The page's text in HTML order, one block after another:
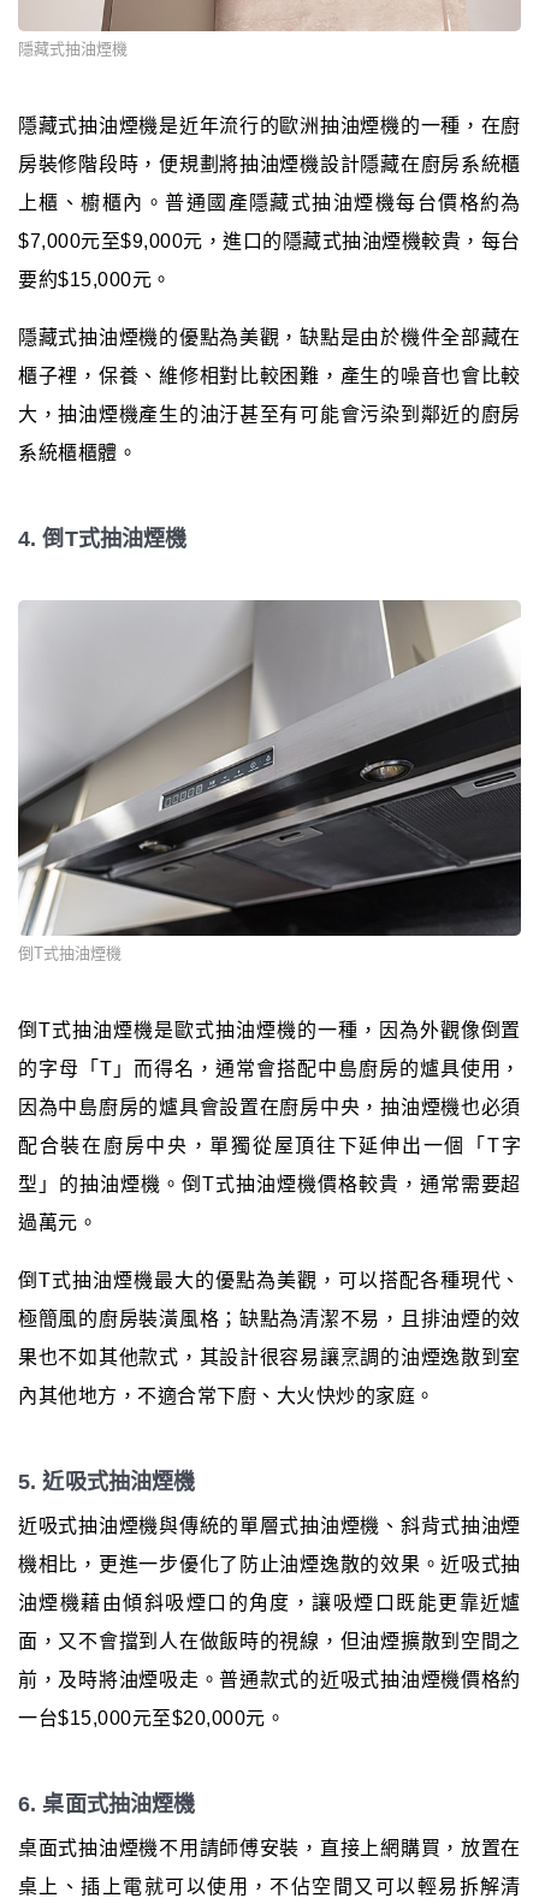
隱藏式抽油煙機
隱藏式抽油煙機是近年流行的歐洲抽油煙機的一種，在廚
房裝修階段時，便規劃將抽油煙機設計隱藏在廚房系統櫃
上櫃、櫥櫃內。普通國產隱藏式抽油煙機每台價格約為
$7,000元至$9,000元，進口的隱藏式抽油煙機較貴，每台
要約$15,000元。
隱藏式抽油煙機的優點為美觀，缺點是由於機件全部藏在
櫃子裡，保養、維修相對比較困難，產生的噪音也會比較
大，抽油煙機產生的油汙甚至有可能會污染到鄰近的廚房
系統櫃櫃體。
4. 倒T式抽油煙機
倒T式抽油煙機
倒T式抽油煙機是歐式抽油煙機的一種，因為外觀像倒置
的字母「T」而得名，通常會搭配中島廚房的爐具使用，
因為中島廚房的爐具會設置在廚房中央，抽油煙機也必須
配合裝在廚房中央，單獨從屋頂往下延伸出一個「T字
型」的抽油煙機。倒T式抽油煙機價格較貴，通常需要超
過萬元。
倒T式抽油煙機最大的優點為美觀，可以搭配各種現代、
極簡風的廚房裝潢風格；缺點為清潔不易，且排油煙的效
果也不如其他款式，其設計很容易讓烹調的油煙逸散到室
內其他地方，不適合常下廚、大火快炒的家庭。
5. 近吸式抽油煙機
近吸式抽油煙機與傳統的單層式抽油煙機、斜背式抽油煙
機相比，更進一步優化了防止油煙逸散的效果。近吸式抽
油煙機藉由傾斜吸煙口的角度，讓吸煙口既能更靠近爐
面，又不會擋到人在做飯時的視線，但油煙擴散到空間之
前，及時將油煙吸走。普通款式的近吸式抽油煙機價格約
一台$15,000元至$20,000元。
6. 桌面式抽油煙機
桌面式抽油煙機不用請師傅安裝，直接上網購買，放置在
桌上、插上電就可以使用，不佔空間又可以輕易拆解清